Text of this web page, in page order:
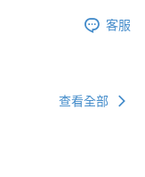
客服
查看全部